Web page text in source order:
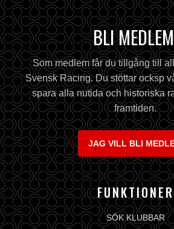
BLI
Som medlem får du tillgång till
Svensk Racing. Du stöttar ocksp
spara alla nutida och historiska
framtiden.
JAG VILL BLI
FUNKTIONER
SÖK KLUBBAR